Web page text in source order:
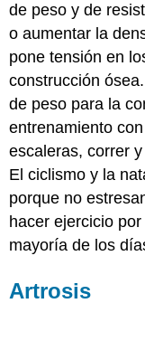
de peso y de
o aumentar la
pone tensión en
construcción
de peso para la
entrenamiento
escaleras, correr
El ciclismo y la
porque no
hacer ejercicio
mayoría de los
Artrosis